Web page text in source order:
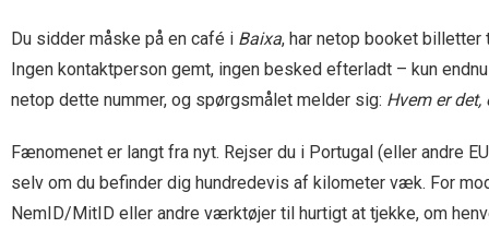
Du sidder måske på en café i Baixa, har netop booket
Ingen kontaktperson gemt, ingen besked efterladt – kun
netop dette nummer, og spørgsmålet melder sig: Hvem er
Fænomenet er langt fra nyt. Rejser du i Portugal (eller andre
selv om du befinder dig hundredevis af kilometer væk. For
NemID/MitID eller andre værktøjer til hurtigt at tjekke, om